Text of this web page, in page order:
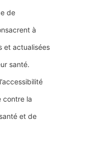
de
à
et actualisées
santé.
contre la
et de